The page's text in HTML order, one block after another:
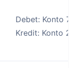
Debet: Konto
Kredit: Konto